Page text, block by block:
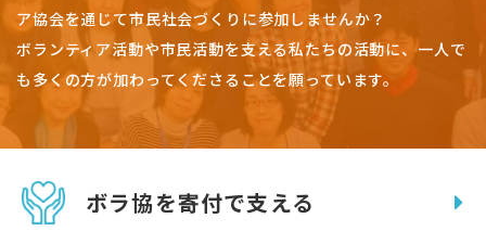
ア協会を通じて市民社会づくりに参加しませんか？
ボランティア活動や市民活動を支える私たちの活動に、一人で
も多くの方が加わってくださることを願っています。
ボラ協を寄付で支える